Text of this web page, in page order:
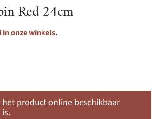
Red 24cm
onze winkels.
product online beschikbaar
is.